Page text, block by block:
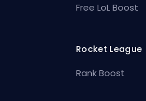
Free LoL Boost
Rocket League
Rank Boost